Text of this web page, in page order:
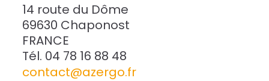
14 route du Dôme
69630 Chaponost
FRANCE
Tél. 04 78 16 88 48
contact@azergo.fr